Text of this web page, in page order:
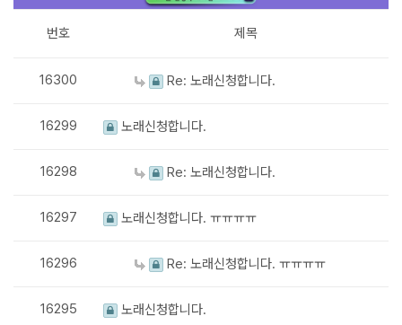
번호 제목
16300 Re: 노래신청합니다.
16299 노래신청합니다.
16298 Re: 노래신청합니다.
16297 노래신청합니다. ㅠㅠㅠㅠ
16296 Re: 노래신청합니다. ㅠㅠㅠㅠ
16295 노래신청합니다.